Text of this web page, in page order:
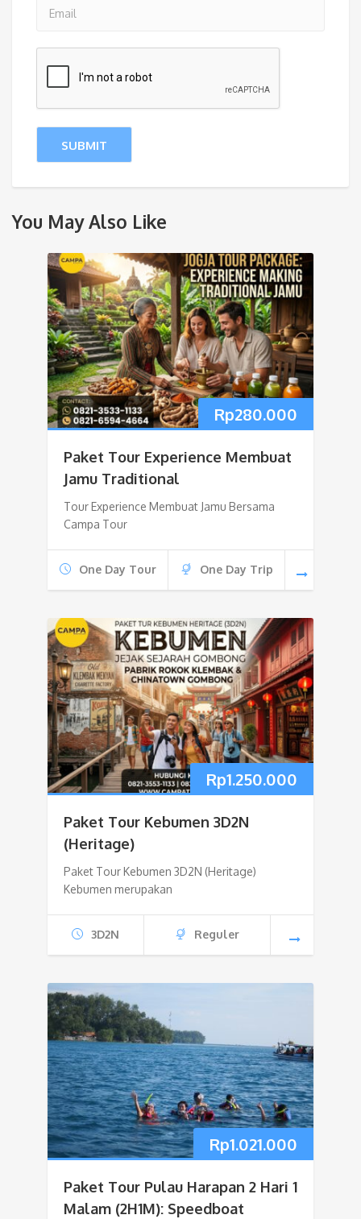
You May Also Like
Rp280.000
Paket Tour Experience Membuat
Jamu Traditional
Tour Experience Membuat Jamu Bersama
Campa Tour
One Day Tour One Day Trip
Rp1.250.000
Paket Tour Kebumen 3D2N
(Heritage)
Paket Tour Kebumen 3D2N (Heritage)
Kebumen merupakan
3D2N Reguler
Rp1.021.000
Paket Tour Pulau Harapan 2 Hari 1
Malam (2H1M): Speedboat